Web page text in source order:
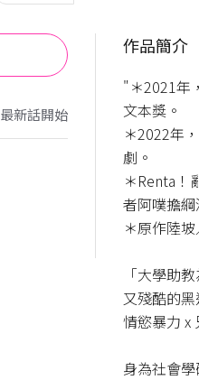
最新話開始
作品簡介
"＊2021年
文本獎。
＊2022年
劇。
＊Renta！
者阿噗擔綱
＊原作陸
「大學助
又殘酷的
情慾暴力 x
身為社會